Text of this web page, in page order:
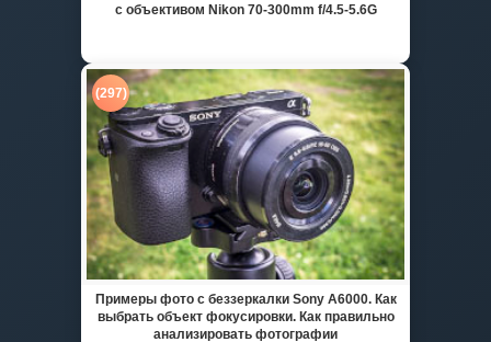
с объективом Nikon 70-300mm f/4.5-5.6G
(297)
Примеры фото с беззеркалки Sony A6000. Как
выбрать объект фокусировки. Как правильно
анализировать фотографии